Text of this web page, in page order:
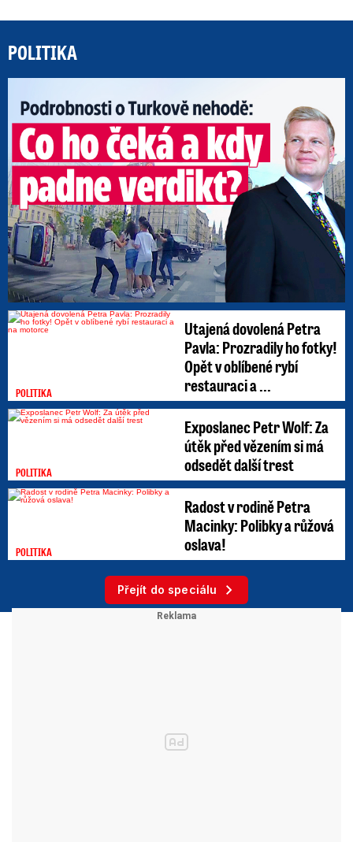
POLITIKA
POLITIKA
Utajená dovolená Petra
Pavla: Prozradily ho fotky!
Opět v oblíbené rybí
restauraci a ...
POLITIKA
Exposlanec Petr Wolf: Za
útěk před vězením si má
odsedět další trest
POLITIKA
Radost v rodině Petra
Macinky: Polibky a růžová
oslava!
Přejít do speciálu